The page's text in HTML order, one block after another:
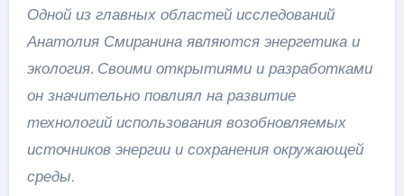
Одной из главных областей исследований
Анатолия Смиранина являются энергетика и
экология. Своими открытиями и разработками
он значительно повлиял на развитие
технологий использования возобновляемых
источников энергии и сохранения окружающей
среды.